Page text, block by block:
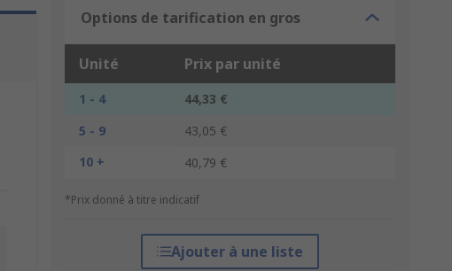
Options de tarification en gros
Unité Prix par unité
1 - 4
44,33 €
5 - 9
43,05 €
10 +
40,79 €
*Prix donné à titre indicatif
Ajouter à une liste